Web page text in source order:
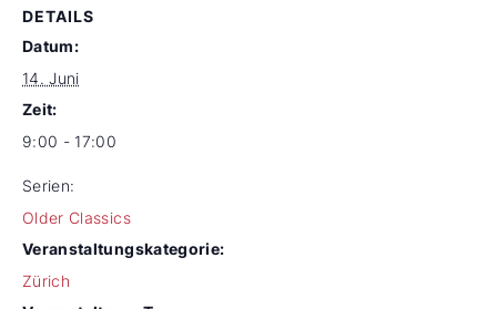
DETAILS
Datum:
14. Juni
Zeit:
9:00 - 17:00
Serien:
Older Classics
Veranstaltungskategorie:
Zürich